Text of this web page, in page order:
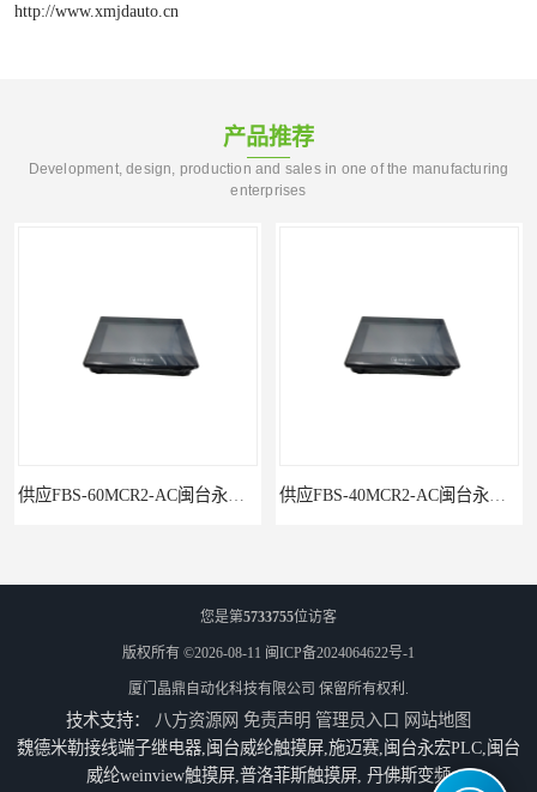
http://www.xmjdauto.cn
产品推荐
Development, design, production and sales in one of the manufacturing
enterprises
供应FBS-60MCR2-AC闽台永宏FATEKPLC 供应FBS-40MCR2-AC闽台永宏FATEKPLC
您是第5733755位访客
版权所有 ©2026-08-11 闽ICP备2024064622号-1
厦门晶鼎自动化科技有限公司 保留所有权利.
技术支持： 八方资源网 免责声明 管理员入口 网站地图
魏德米勒接线端子继电器,闽台威纶触摸屏,施迈赛,闽台永宏PLC,闽台
威纶weinview触摸屏,普洛菲斯触摸屏, 丹佛斯变频